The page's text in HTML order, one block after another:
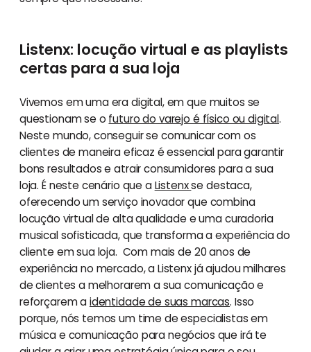
Listenx: locução virtual e as playlists
certas para a sua loja
Vivemos em uma era digital, em que muitos se
questionam se o futuro do varejo é físico ou digital.
Neste mundo, conseguir se comunicar com os
clientes de maneira eficaz é essencial para garantir
bons resultados e atrair consumidores para a sua
loja. É neste cenário que aListenxse destaca,
oferecendo um serviço inovador que combina
locução virtual de alta qualidade e uma curadoria
musical sofisticada, que transforma a experiência do
cliente em sua loja. Com mais de 20 anos de
experiência no mercado, a Listenx já ajudou milhares
de clientes a melhorarem a sua comunicação e
reforçarem aidentidade de suas marcas. Isso
porque, nós temos um time de especialistas em
música e comunicação para negócios que irá te